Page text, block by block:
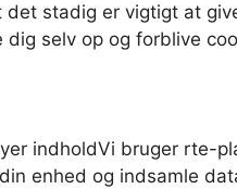
stadig er vigtigt at
selv op og forblive
indholdVi bruger rte-
enhed og indsamle